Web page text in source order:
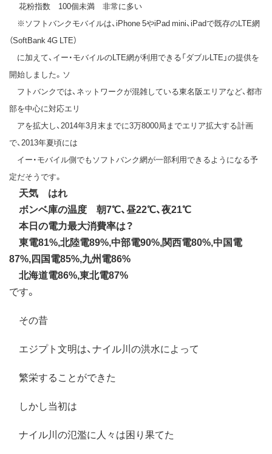
花粉指数 100個未満 非常に多い
※ソフトバンクモバイルは、iPhone 5やiPad mini、iPadで既存のLTE網
（SoftBank 4G LTE）
に加えて、イー・モバイルのLTE網が利用できる「ダブルLTE」の提供を
開始しました。ソ
フトバンクでは、ネットワークが混雑している東名阪エリアなど、都市
部を中心に対応エリ
アを拡大し、2014年3月末までに3万8000局までエリア拡大する計画
で、2013年夏頃には
イー・モバイル側でもソフトバンク網が一部利用できるようになる予
定だそうです。
天気 はれ
ボンベ庫の温度 朝7℃、昼22℃、夜21℃
本日の電力最大消費率は？
東電81%,北陸電89%,中部電90%,関西電80%,中国電
87%,四国電85%,九州電86%
北海道電86%,東北電87%
です。
その昔
エジプト文明は、ナイル川の洪水によって
繁栄することができた
しかし当初は
ナイル川の氾濫に人々は困り果てた